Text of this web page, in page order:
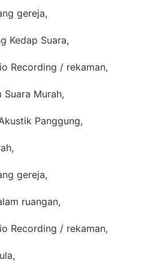
gereja,
Kedap Suara,
Recording / rekaman,
Suara Murah,
Panggung,
gereja,
ruangan,
Recording / rekaman,